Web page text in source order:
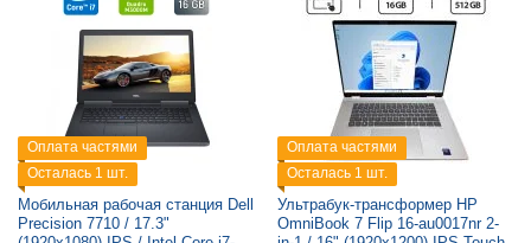
Оплата частями
Осталась 1 шт.
Мобильная рабочая станция Dell
Precision 7710 / 17.3"
Оплата частями
Осталась 1 шт.
Ультрабук-трансформер HP
OmniBook 7 Flip 16-au0017nr 2-